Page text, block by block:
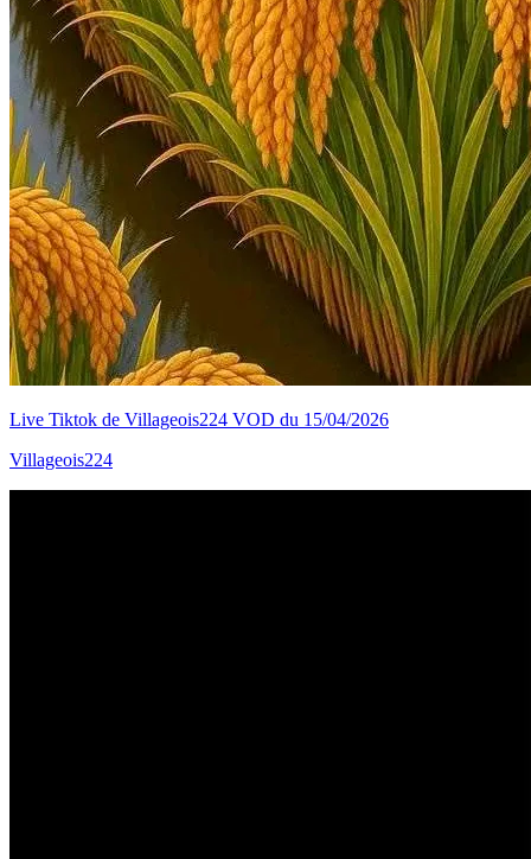
Live Tiktok de Villageois224 VOD du 15/04/2026
Villageois224